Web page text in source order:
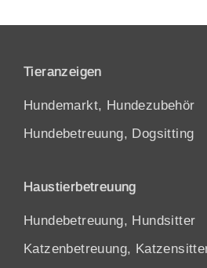
Tieranzeigen
Hundemarkt, Hundezubehör
Hundebetreuung, Dogsitting
Haustierbetreuung
Hundebetreuung, Hundsitter
Katzenbetreuung,